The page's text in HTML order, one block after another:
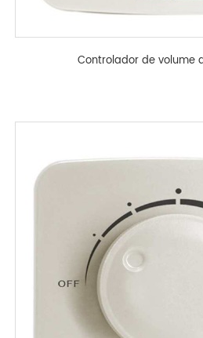
Controlador de volume